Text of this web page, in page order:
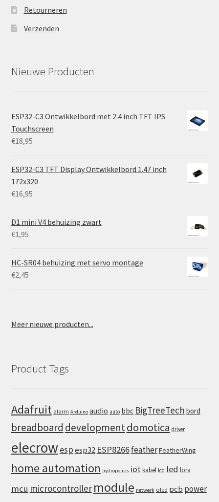
Retourneren
Verzenden
Nieuwe Producten
ESP32-C3 Ontwikkelbord met 2.4 inch TFT IPS
Touchscreen
€18,95
ESP32-C3 TFT Display Ontwikkelbord 1.47 inch
172x320
€16,95
D1 mini V4 behuizing zwart
€1,95
HC-SR04 behuizing met servo montage
€2,45
Meer nieuwe producten...
Product Tags
Adafruit alarm Arduino audio auto bbc BigTreeTech bord
breadboard developmentdomotica driver
elecrowespesp32 ESP8266featherFeatherWing
home automation hydroponics iot kabel lcd led lora
mcu microcontroller module netwerk oled pcb power